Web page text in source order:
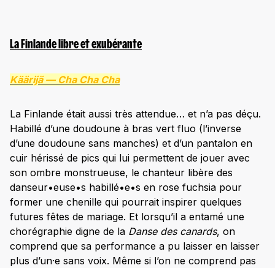
La Finlande libre et exubérante
Käärijä — Cha Cha Cha
La Finlande était aussi très attendue… et n’a pas déçu.
Habillé d’une doudoune à bras vert fluo (l’inverse
d’une doudoune sans manches) et d’un pantalon en
cuir hérissé de pics qui lui permettent de jouer avec
son ombre monstrueuse, le chanteur libère des
danseur•euse•s habillé•e•s en rose fuchsia pour
former une chenille qui pourrait inspirer quelques
futures fêtes de mariage. Et lorsqu’il a entamé une
chorégraphie digne de la Danse des canards, on
comprend que sa performance a pu laisser en laisser
plus d’un·e sans voix. Même si l’on ne comprend pas